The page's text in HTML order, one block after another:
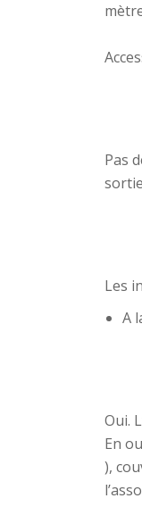
Pas
Les
A
Oui.
En
),